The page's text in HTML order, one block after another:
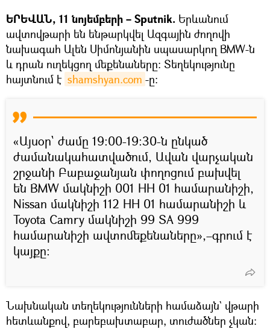
ԵՐԵՎԱՆ, 11 նոյեմբերի – Sputnik. Երևանում
ավտովթարի են ենթարկվել Ազգային ժողովի
նախագահ Ալեն Սիմոնյանին սպասարկող BMW-ն
և դրան ուղեկցող մեքենաները։ Տեղեկությունը
հայտնում է shamshyan.com -ը։
«Այսօր` ժամը 19։00-19։30-ն ընկած
ժամանակահատվածում, Ավան վարչական
շրջանի Բաբաջանյան փողոցում բախվել
են BMW մակնիշի 001 HH 01 համարանիշի,
Nissan մակնիշի 112 HH 01 համարանիշի և
Toyota Camry մակնիշի 99 ՏA 999
համարանիշի ավտոմեքենաները»,–գրում է
կայքը։
Նախնական տեղեկությունների համաձայն` վթարի
հետևանքով, բարեբախտաբար, տուժածներ չկան։